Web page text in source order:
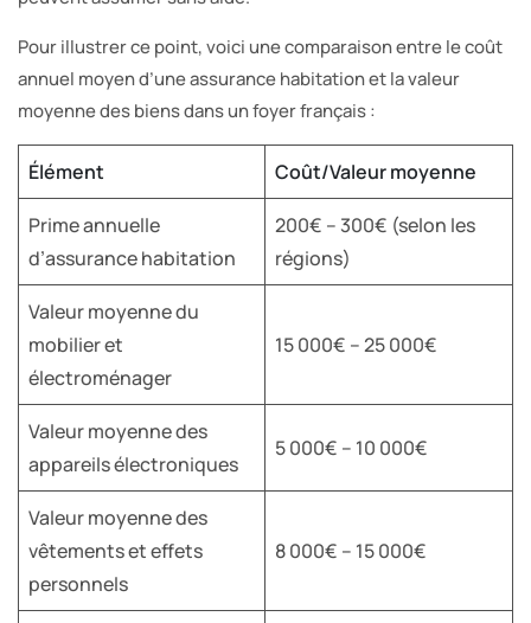
Pour illustrer ce point, voici une comparaison entre le coût
annuel moyen d’une assurance habitation et la valeur
moyenne des biens dans un foyer français :
Élément Coût/Valeur moyenne
Prime annuelle
d’assurance habitation
200€ – 300€ (selon les
régions)
Valeur moyenne du
mobilier et
électroménager
15 000€ – 25 000€
Valeur moyenne des
appareils électroniques
5 000€ – 10 000€
Valeur moyenne des
vêtements et effets
personnels
8 000€ – 15 000€